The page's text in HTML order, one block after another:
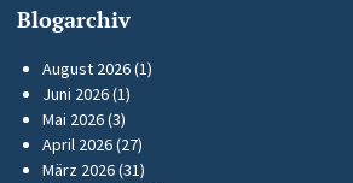
Blogarchiv
August 2026(1)
Juni 2026(1)
Mai 2026(3)
April 2026(27)
März 2026(31)